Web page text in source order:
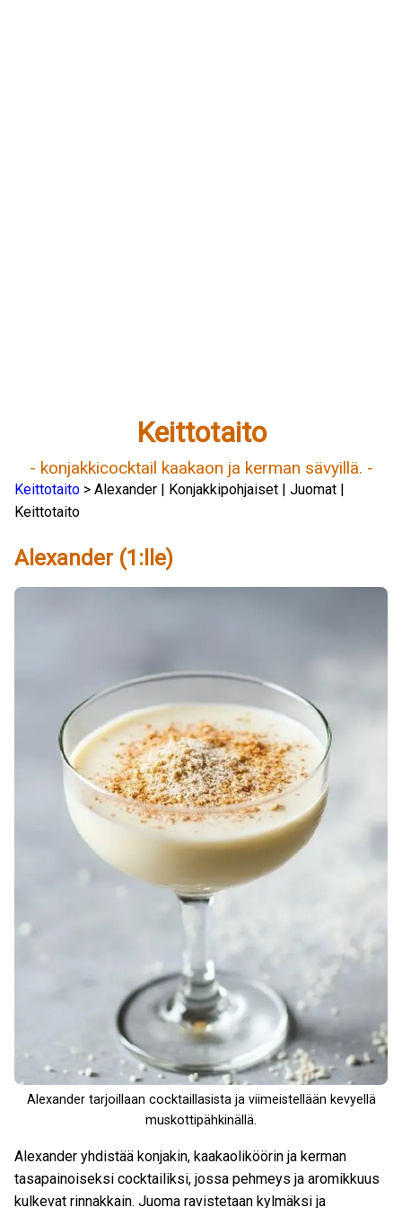
Keittotaito
- konjakkicocktail kaakaon ja kerman sävyillä. -
Keittotaito > Alexander | Konjakkipohjaiset | Juomat |
Keittotaito
Alexander (1:lle)
Alexander tarjoillaan cocktaillasista ja viimeistellään kevyellä
muskottipähkinällä.
Alexander yhdistää konjakin, kaakaoliköörin ja kerman
tasapainoiseksi cocktailiksi, jossa pehmeys ja aromikkuus
kulkevat rinnakkain. Juoma ravistetaan kylmäksi ja